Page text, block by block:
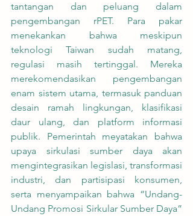
tantangan dan peluang dalam
pengembangan rPET. Para pakar
menekankan bahwa meskipun
teknologi Taiwan sudah matang,
regulasi masih tertinggal. Mereka
merekomendasikan pengembangan
enam sistem utama, termasuk panduan
desain ramah lingkungan, klasifikasi
daur ulang, dan platform informasi
publik. Pemerintah meyatakan bahwa
upaya sirkulasi sumber daya akan
mengintegrasikan legislasi, transformasi
industri, dan partisipasi konsumen,
serta menyampaikan bahwa “Undang-
Undang Promosi Sirkular Sumber Daya”